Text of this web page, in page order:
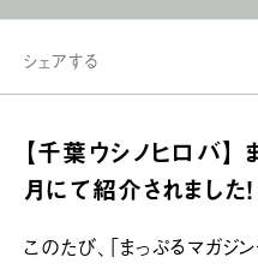
シェアする
【千葉ウシノヒロバ】
月にて紹介されました！
このたび、「まっぷるマガジ